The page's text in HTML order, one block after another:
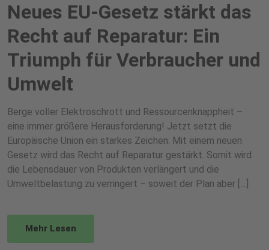
Neues EU-Gesetz stärkt das
Recht auf Reparatur: Ein
Triumph für Verbraucher und
Umwelt
Berge voller Elektroschrott und Ressourcenknappheit –
eine immer größere Herausforderung! Jetzt setzt die
Europäische Union ein starkes Zeichen: Mit einem neuen
Gesetz wird das Recht auf Reparatur gestärkt. Somit wird
die Lebensdauer von Produkten verlängert und die
Umweltbelastung zu verringert – soweit der Plan aber […]
Mehr Lesen